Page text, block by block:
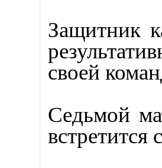
Защитник
своей
Седьмой
встретится